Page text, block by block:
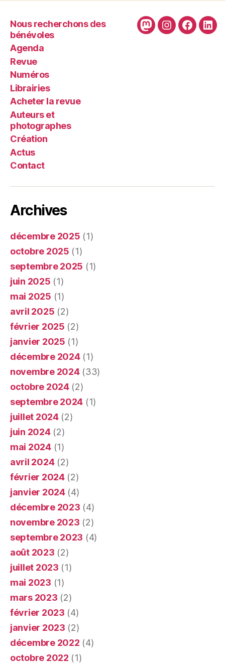
Nous recherchons des
bénévoles
Agenda
Revue
Numéros
Librairies
Acheter la revue
Auteurs et
photographes
Création
Actus
Contact
MastodonInstagram
Archives
décembre 2025 (1)
octobre 2025 (1)
septembre 2025 (1)
juin 2025 (1)
mai 2025 (1)
avril 2025 (2)
février 2025 (2)
janvier 2025 (1)
décembre 2024(1)
novembre 2024(33)
octobre 2024(2)
septembre 2024 (1)
juillet 2024(2)
juin 2024(2)
mai 2024(1)
avril 2024(2)
février 2024(2)
janvier 2024(4)
décembre 2023 (4)
novembre 2023 (2)
septembre 2023 (4)
août 2023 (2)
juillet 2023 (1)
mai 2023 (1)
mars 2023 (2)
février 2023 (4)
janvier 2023 (2)
décembre 2022 (4)
octobre 2022 (1)